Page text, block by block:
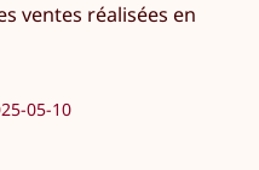
ventes réalisées en
05-10